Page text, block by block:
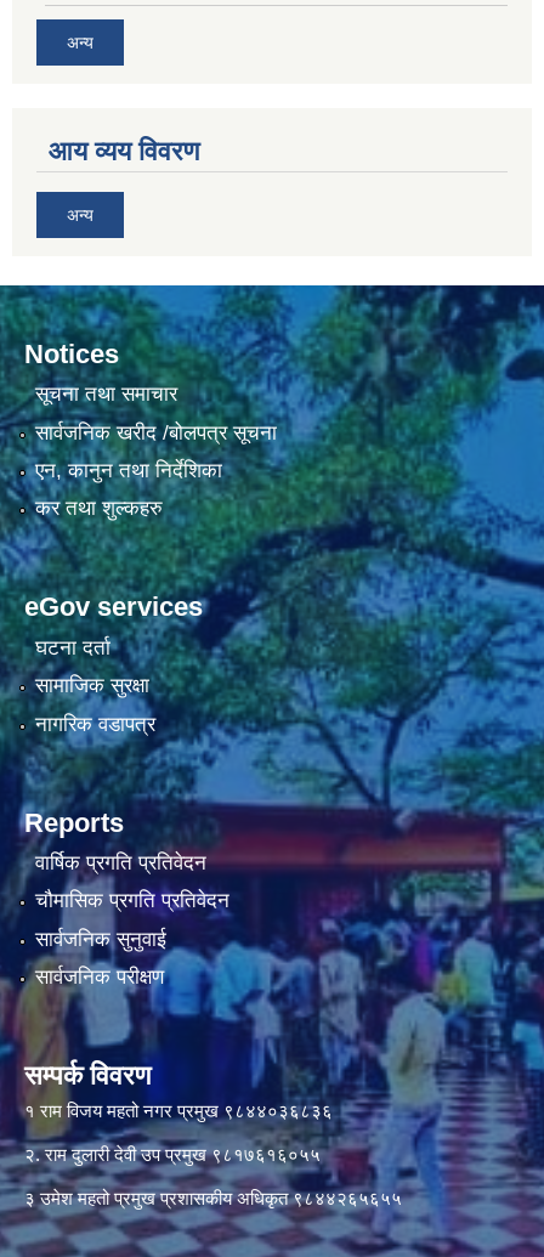
अन्य
आय व्यय विवरण
अन्य
Notices
सूचना तथा समाचार
सार्वजनिक खरीद /बोलपत्र सूचना
एन, कानुन तथा निर्देशिका
कर तथा शुल्कहरु
eGov services
घटना दर्ता
सामाजिक सुरक्षा
नागरिक वडापत्र
Reports
वार्षिक प्रगति प्रतिवेदन
चौमासिक प्रगति प्रतिवेदन
सार्वजनिक सुनुवाई
सार्वजनिक परीक्षण
सम्पर्क विवरण
१ राम विजय महतो नगर प्रमुख ९८४४०३६८३६
२. राम दुलारी देवी उप प्रमुख ९८१७६१६०५५
३ उमेश महतो प्रमुख प्रशासकीय अधिकृत ९८४४२६५६५५